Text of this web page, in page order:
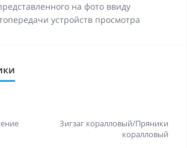
на фото ввиду
устройств просмотра
Зигзаг коралловый/Пряники
коралловый